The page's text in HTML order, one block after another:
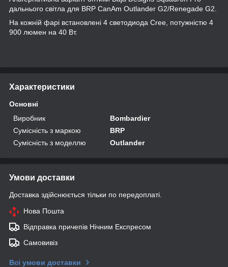
дальнього світла для BRP CanAm Outlander G2/Renegade G2.
На кожній фарі встановлені 4 светодиода Cree, потужністю 4
900 люмен на 40 Вт.
Характеристики
Основні
Виробник
Bombardier
Сумісність з маркою
BRP
Сумісність з моделлю
Outlander
Умови доставки
Доставка здійснюється тільки по передоплаті.
Нова Пошта
Відправка причепів Нічним Експресом
Самовивіз
Всі умови доставки